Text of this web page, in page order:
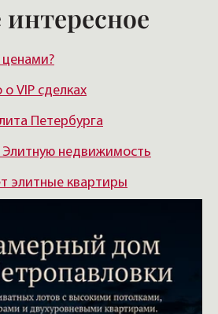
ценами?
VIP сделках
Петербурга
недвижимость
элитные квартиры